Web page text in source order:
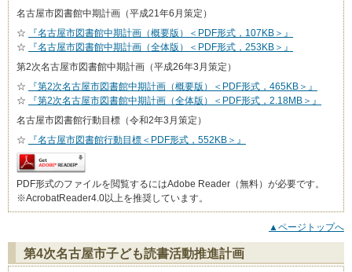
名古屋市図書館中期計画（平成21年6月策定）
☆
『名古屋市図書館中期計画（概要版）＜PDF形式，107KB＞』
☆
『名古屋市図書館中期計画（全体版）＜PDF形式，253KB＞』
第2次名古屋市図書館中期計画（平成26年3月策定）
☆
『第2次名古屋市図書館中期計画（概要版）＜PDF形式，465KB＞』
☆
『第2次名古屋市図書館中期計画（全体版）＜PDF形式，2.18MB＞』
名古屋市図書館行動目標（令和2年3月策定）
☆
『名古屋市図書館行動目標＜PDF形式，552KB＞』
PDF形式のファイルを閲覧するにはAdobe Reader（無料）が必要です。
※AcrobatReader4.0以上を推奨しています。
▲ページトップへ
第4次名古屋市子ども読書活動推進計画